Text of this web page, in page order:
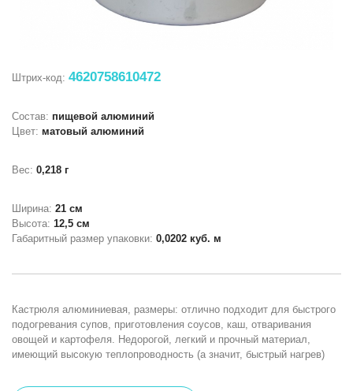
Штрих-код: 4620758610472
Состав: пищевой алюминий
Цвет: матовый алюминий
Вес: 0,218 г
Ширина: 21 см
Высота: 12,5 см
Габаритный размер упаковки: 0,0202 куб. м
Кастрюля алюминиевая, размеры: отлично подходит для быстрого
подогревания супов, приготовления соусов, каш, отваривания
овощей и картофеля. Недорогой, легкий и прочный материал,
имеющий высокую теплопроводность (а значит, быстрый нагрев)